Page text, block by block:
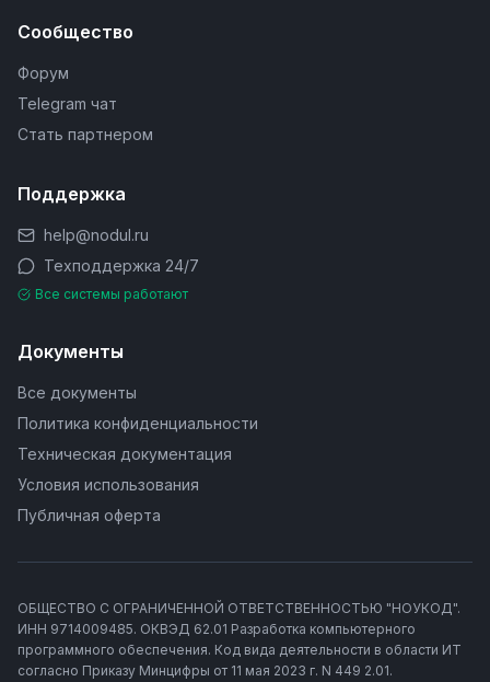
Сообщество
Форум
Telegram чат
Стать партнером
Поддержка
help@nodul.ru
Техподдержка 24/7
Все системы работают
Документы
Все документы
Политика конфиденциальности
Техническая документация
Условия использования
Публичная оферта
ОБЩЕСТВО С ОГРАНИЧЕННОЙ ОТВЕТСТВЕННОСТЬЮ "НОУКОД".
ИНН 9714009485. ОКВЭД 62.01 Разработка компьютерного
программного обеспечения. Код вида деятельности в области ИТ
согласно Приказу Минцифры от 11 мая 2023 г. N 449 2.01.